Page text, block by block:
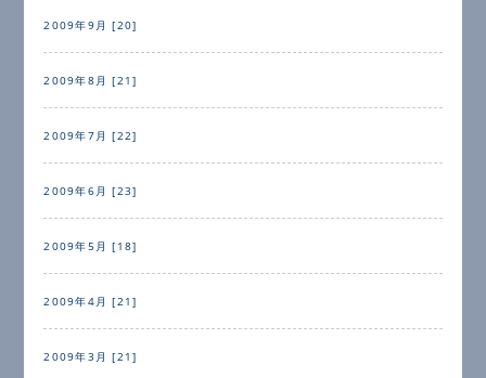
2009年9月 [20]
2009年8月 [21]
2009年7月 [22]
2009年6月 [23]
2009年5月 [18]
2009年4月 [21]
2009年3月 [21]